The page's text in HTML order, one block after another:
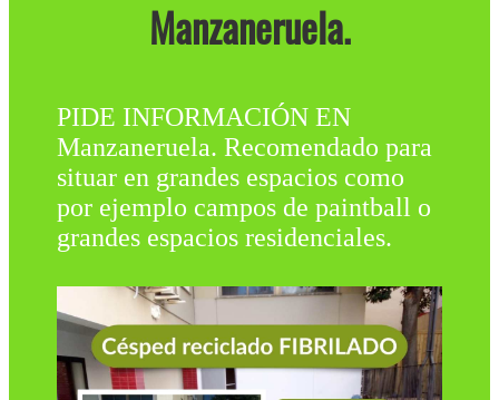
Manzaneruela.
PIDE INFORMACIÓN EN
Manzaneruela. Recomendado para
situar en grandes espacios como
por ejemplo campos de paintball o
grandes espacios residenciales.